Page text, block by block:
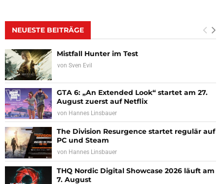
NEUESTE BEITRÄGE
Mistfall Hunter im Test
von Sven Evil
GTA 6: „An Extended Look“ startet am 27.
August zuerst auf Netflix
von Hannes Linsbauer
The Division Resurgence startet regulär auf
PC und Steam
von Hannes Linsbauer
THQ Nordic Digital Showcase 2026 läuft am
7. August